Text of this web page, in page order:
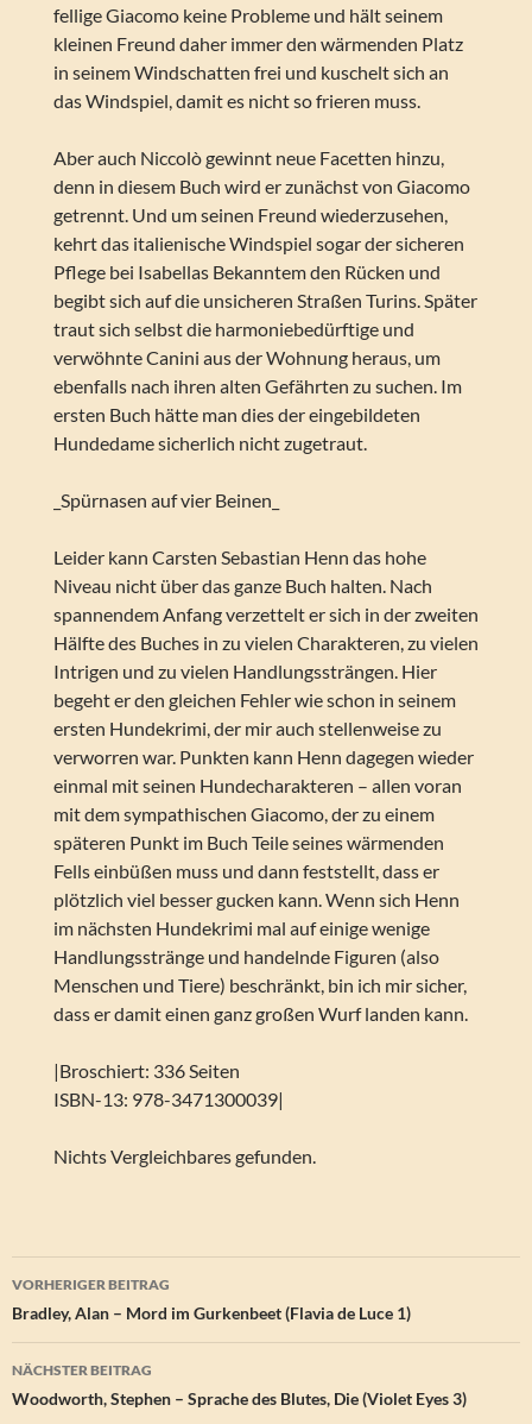
fellige Giacomo keine Probleme und hält seinem
kleinen Freund daher immer den wärmenden Platz
in seinem Windschatten frei und kuschelt sich an
das Windspiel, damit es nicht so frieren muss.
Aber auch Niccolò gewinnt neue Facetten hinzu,
denn in diesem Buch wird er zunächst von Giacomo
getrennt. Und um seinen Freund wiederzusehen,
kehrt das italienische Windspiel sogar der sicheren
Pflege bei Isabellas Bekanntem den Rücken und
begibt sich auf die unsicheren Straßen Turins. Später
traut sich selbst die harmoniebedürftige und
verwöhnte Canini aus der Wohnung heraus, um
ebenfalls nach ihren alten Gefährten zu suchen. Im
ersten Buch hätte man dies der eingebildeten
Hundedame sicherlich nicht zugetraut.
_Spürnasen auf vier Beinen_
Leider kann Carsten Sebastian Henn das hohe
Niveau nicht über das ganze Buch halten. Nach
spannendem Anfang verzettelt er sich in der zweiten
Hälfte des Buches in zu vielen Charakteren, zu vielen
Intrigen und zu vielen Handlungssträngen. Hier
begeht er den gleichen Fehler wie schon in seinem
ersten Hundekrimi, der mir auch stellenweise zu
verworren war. Punkten kann Henn dagegen wieder
einmal mit seinen Hundecharakteren – allen voran
mit dem sympathischen Giacomo, der zu einem
späteren Punkt im Buch Teile seines wärmenden
Fells einbüßen muss und dann feststellt, dass er
plötzlich viel besser gucken kann. Wenn sich Henn
im nächsten Hundekrimi mal auf einige wenige
Handlungsstränge und handelnde Figuren (also
Menschen und Tiere) beschränkt, bin ich mir sicher,
dass er damit einen ganz großen Wurf landen kann.
|Broschiert: 336 Seiten
ISBN-13: 978-3471300039|
Nichts Vergleichbares gefunden.
Beitragsnavigation
VORHERIGER BEITRAG
Bradley, Alan – Mord im Gurkenbeet (Flavia de Luce 1)
NÄCHSTER BEITRAG
Woodworth, Stephen – Sprache des Blutes, Die (Violet Eyes 3)